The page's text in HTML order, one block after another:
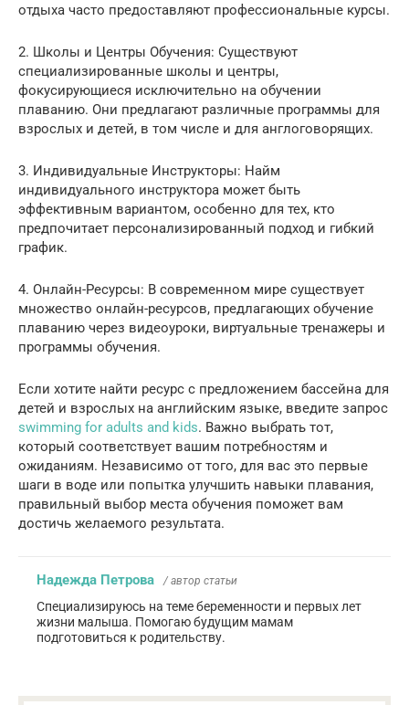
отдыха часто предоставляют профессиональные курсы.
2. Школы и Центры Обучения: Существуют
специализированные школы и центры,
фокусирующиеся исключительно на обучении
плаванию. Они предлагают различные программы для
взрослых и детей, в том числе и для англоговорящих.
3. Индивидуальные Инструкторы: Найм
индивидуального инструктора может быть
эффективным вариантом, особенно для тех, кто
предпочитает персонализированный подход и гибкий
график.
4. Онлайн-Ресурсы: В современном мире существует
множество онлайн-ресурсов, предлагающих обучение
плаванию через видеоуроки, виртуальные тренажеры и
программы обучения.
Если хотите найти ресурс с предложением бассейна для
детей и взрослых на английским языке, введите запрос
swimming for adults and kids. Важно выбрать тот,
который соответствует вашим потребностям и
ожиданиям. Независимо от того, для вас это первые
шаги в воде или попытка улучшить навыки плавания,
правильный выбор места обучения поможет вам
достичь желаемого результата.
Надежда Петрова / автор статьи
Специализируюсь на теме беременности и первых лет
жизни малыша. Помогаю будущим мамам
подготовиться к родительству.